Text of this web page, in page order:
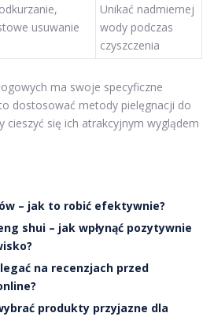
usuwanie
Unikać nadmiernej
wody podczas
czyszczenia
ma swoje specyficzne
dostosować metody pielęgnacji do
cieszyć się ich atrakcyjnym wyglądem
– jak to robić efektywnie?
shui – jak wpłynąć pozytywnie
na recenzjach przed
produkty przyjazne dla